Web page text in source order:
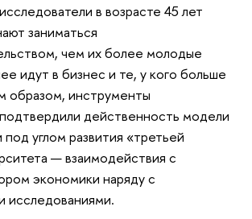
в возрасте 45 лет
заниматься
чем их более молодые
идут в бизнес и те, у кого больше
образом, инструменты
действенность модели
углом развития «третьей
— взаимодействия с
экономики наряду с
исследованиями.